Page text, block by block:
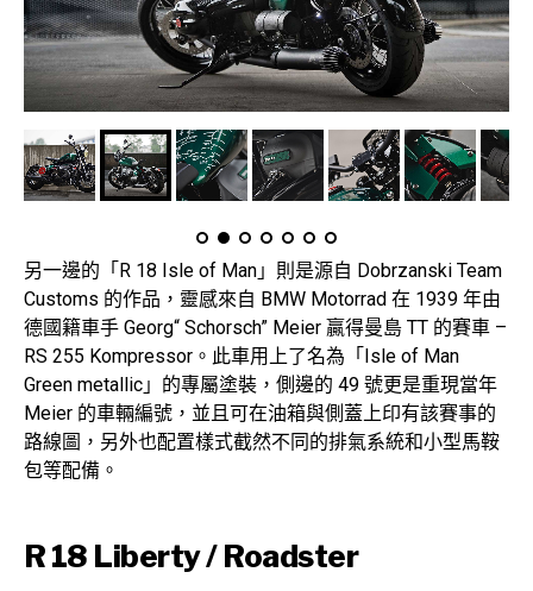
另一邊的「R 18 Isle of Man」則是源自 Dobrzanski Team
Customs 的作品，靈感來自 BMW Motorrad 在 1939 年由
德國籍車手 Georg“ Schorsch” Meier 贏得曼島 TT 的賽車 –
RS 255 Kompressor。此車用上了名為「Isle of Man
Green metallic」的專屬塗裝，側邊的 49 號更是重現當年
Meier 的車輛編號，並且可在油箱與側蓋上印有該賽事的
路線圖，另外也配置樣式截然不同的排氣系統和小型馬鞍
包等配備。
R 18 Liberty / Roadster